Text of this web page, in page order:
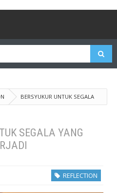
BERSYUKUR UNTUK SEGALA
SEGALA YANG
REFLECTION